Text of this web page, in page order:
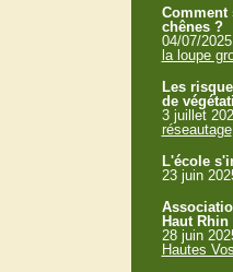
Comment
chênes ?
04/07/2025
la loupe
Les
de
3 juillet
réseautage
L'école
23 juin
Haut Rhin
28 juin
Hautes